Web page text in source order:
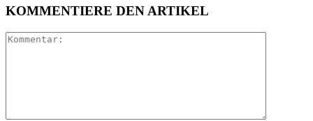
KOMMENTIERE DEN ARTIKEL